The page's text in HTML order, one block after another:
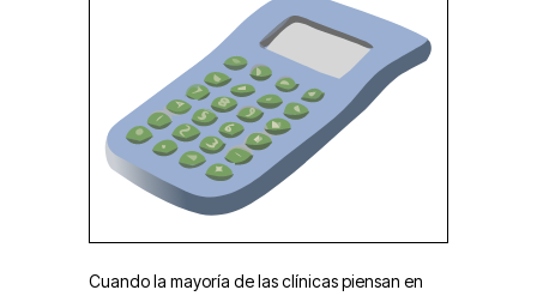
Cuando la mayoría de las clínicas piensan en